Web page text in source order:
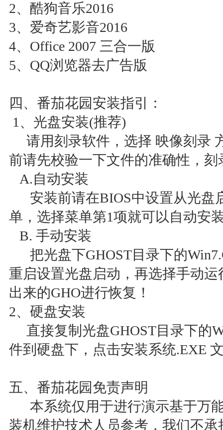
2、酷狗音乐2016
3、爱奇艺影音2016
4、Office 2007 三合一版
5、QQ浏览器去广告版
四、番茄花园安装指引：
1、光盘安装(推荐)
请用刻录软件，选择 映像刻录
前请先校验一下文件的准确性，
A.自动安装
安装前请在BIOS中设置从光盘
单，选择菜单第1项就可以自动
B. 手动安装
把光盘下GHOST目录下的
重启设置光盘启动，再选择手动运
出来的GHO进行恢复！
2、硬盘安装
直接复制光盘GHOST目录下的
件到硬盘下，点击安装系统.EXE
五、番茄花园免责声明
本系统仅用于进行演示基于万
装机维护技术人员参考，我们不